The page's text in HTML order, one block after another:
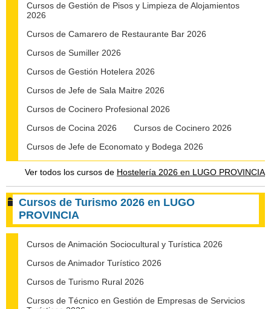
Cursos de Gestión de Pisos y Limpieza de Alojamientos
2026
Cursos de Camarero de Restaurante Bar 2026
Cursos de Sumiller 2026
Cursos de Gestión Hotelera 2026
Cursos de Jefe de Sala Maitre 2026
Cursos de Cocinero Profesional 2026
Cursos de Cocina 2026
Cursos de Cocinero 2026
Cursos de Jefe de Economato y Bodega 2026
Ver todos los cursos de Hostelería 2026 en LUGO PROVINCIA
Cursos de Turismo 2026 en LUGO
PROVINCIA
Cursos de Animación Sociocultural y Turística 2026
Cursos de Animador Turístico 2026
Cursos de Turismo Rural 2026
Cursos de Técnico en Gestión de Empresas de Servicios